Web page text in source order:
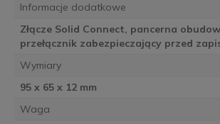
Informacje dodatkowe
Złącze Solid Connect, pancerna
przełącznik zabezpieczający przed
Wymiary
95 x 65 x 12 mm
Waga